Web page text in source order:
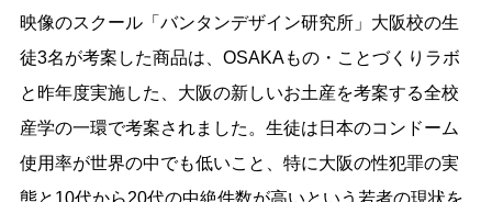
映像のスクール「バンタンデザイン研究所」大阪校の生
徒3名が考案した商品は、OSAKAもの・ことづくりラボ
と昨年度実施した、大阪の新しいお土産を考案する全校
産学の一環で考案されました。生徒は日本のコンドーム
使用率が世界の中でも低いこと、特に大阪の性犯罪の実
態と10代から20代の中絶件数が高いという若者の現状を